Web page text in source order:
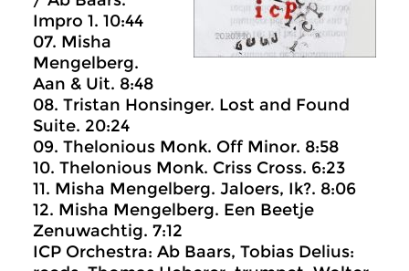
Impro 1. 10:44
07. Misha
Mengelberg.
Aan & Uit. 8:48
08. Tristan Honsinger. Lost and Found
Suite. 20:24
09. Thelonious Monk. Off Minor. 8:58
10. Thelonious Monk. Criss Cross. 6:23
11. Misha Mengelberg. Jaloers, Ik?. 8:06
12. Misha Mengelberg. Een Beetje
Zenuwachtig. 7:12
ICP Orchestra: Ab Baars, Tobias Delius: